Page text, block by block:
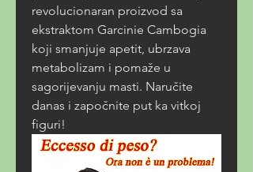
revolucionaran proizvod sa
ekstraktom Garcinie Cambogia
koji smanjuje apetit, ubrzava
metabolizam i pomaže u
sagorijevanju masti. Naručite
danas i započnite put ka vitkoj
figuri!